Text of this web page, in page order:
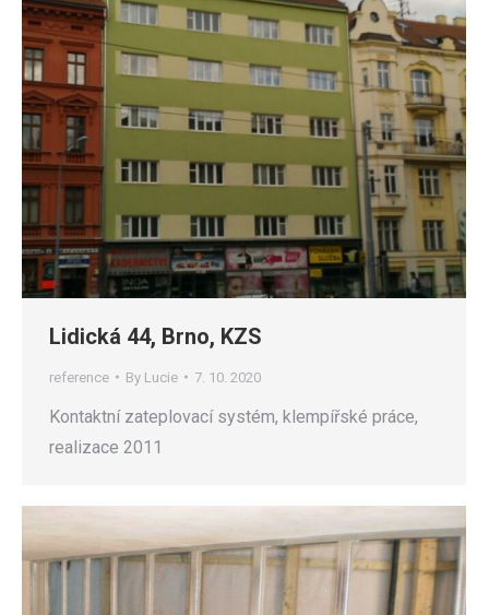
Lidická 44, Brno, KZS
reference By Lucie 7. 10. 2020
Kontaktní zateplovací systém, klempířské práce,
realizace 2011